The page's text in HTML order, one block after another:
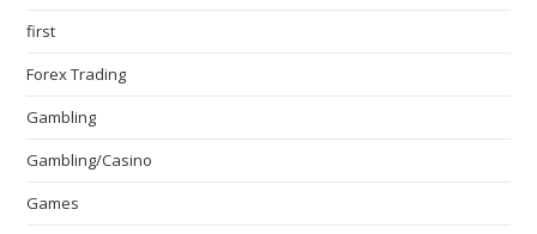
first
Forex Trading
Gambling
Gambling/Casino
Games